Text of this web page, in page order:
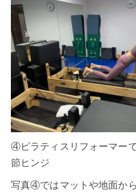
④ピラティスリフォーマー
節ヒンジ
写真④ではマットや地面か